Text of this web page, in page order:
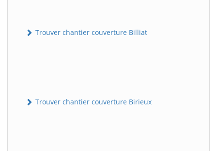
Trouver chantier couverture Billiat
Trouver chantier couverture Birieux